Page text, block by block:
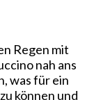
Regen mit
nah ans
was für ein
können und